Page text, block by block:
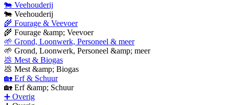
🐄 Veehouderij
🐄 Veehouderij
🌾 Fourage & Veevoer
🌾 Fourage &amp; Veevoer
🌱 Grond, Loonwerk, Personeel & meer
🌱 Grond, Loonwerk, Personeel &amp; meer
💩 Mest & Biogas
💩 Mest &amp; Biogas
🏡 Erf & Schuur
🏡 Erf &amp; Schuur
➕ Overig